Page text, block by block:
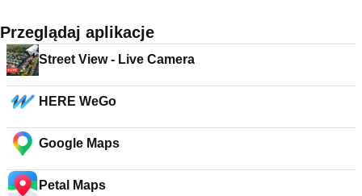
Przeglądaj aplikacje
Street View - Live Camera
HERE WeGo
Google Maps
Petal Maps